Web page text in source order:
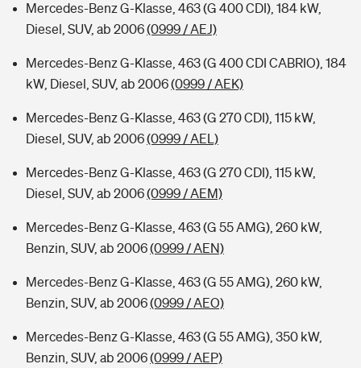
Mercedes-Benz G-Klasse, 463 (G 400 CDI), 184 kW,
Diesel, SUV, ab 2006(0999 / AEJ)
Mercedes-Benz G-Klasse, 463 (G 400 CDI CABRIO), 184
kW, Diesel, SUV, ab 2006(0999 / AEK)
Mercedes-Benz G-Klasse, 463 (G 270 CDI), 115 kW,
Diesel, SUV, ab 2006(0999 / AEL)
Mercedes-Benz G-Klasse, 463 (G 270 CDI), 115 kW,
Diesel, SUV, ab 2006(0999 / AEM)
Mercedes-Benz G-Klasse, 463 (G 55 AMG), 260 kW,
Benzin, SUV, ab 2006(0999 / AEN)
Mercedes-Benz G-Klasse, 463 (G 55 AMG), 260 kW,
Benzin, SUV, ab 2006(0999 / AEO)
Mercedes-Benz G-Klasse, 463 (G 55 AMG), 350 kW,
Benzin, SUV, ab 2006(0999 / AEP)